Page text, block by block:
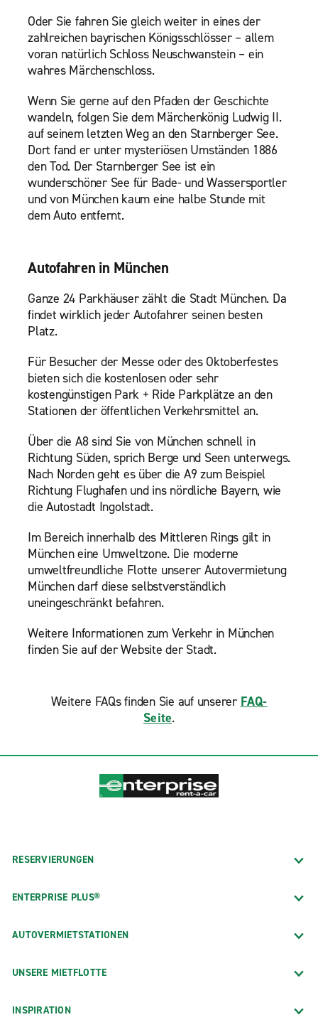
Oder Sie fahren Sie gleich weiter in eines der
zahlreichen bayrischen Königsschlösser – allem
voran natürlich Schloss Neuschwanstein – ein
wahres Märchenschloss.
Wenn Sie gerne auf den Pfaden der Geschichte
wandeln, folgen Sie dem Märchenkönig Ludwig II.
auf seinem letzten Weg an den Starnberger See.
Dort fand er unter mysteriösen Umständen 1886
den Tod. Der Starnberger See ist ein
wunderschöner See für Bade- und Wassersportler
und von München kaum eine halbe Stunde mit
dem Auto entfernt.
Autofahren in München
Ganze 24 Parkhäuser zählt die Stadt München. Da
findet wirklich jeder Autofahrer seinen besten
Platz.
Für Besucher der Messe oder des Oktoberfestes
bieten sich die kostenlosen oder sehr
kostengünstigen Park + Ride Parkplätze an den
Stationen der öffentlichen Verkehrsmittel an.
Über die A8 sind Sie von München schnell in
Richtung Süden, sprich Berge und Seen unterwegs.
Nach Norden geht es über die A9 zum Beispiel
Richtung Flughafen und ins nördliche Bayern, wie
die Autostadt Ingolstadt.
Im Bereich innerhalb des Mittleren Rings gilt in
München eine Umweltzone. Die moderne
umweltfreundliche Flotte unserer Autovermietung
München darf diese selbstverständlich
uneingeschränkt befahren.
Weitere Informationen zum Verkehr in München
finden Sie auf der Website der Stadt.
Weitere FAQs finden Sie auf unserer FAQ-
Seite.
RESERVIERUNGEN
ENTERPRISE PLUS®
AUTOVERMIETSTATIONEN
UNSERE MIETFLOTTE
INSPIRATION